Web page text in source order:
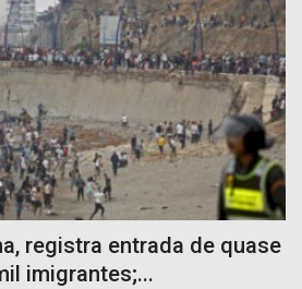
registra entrada de quase
imigrantes;...